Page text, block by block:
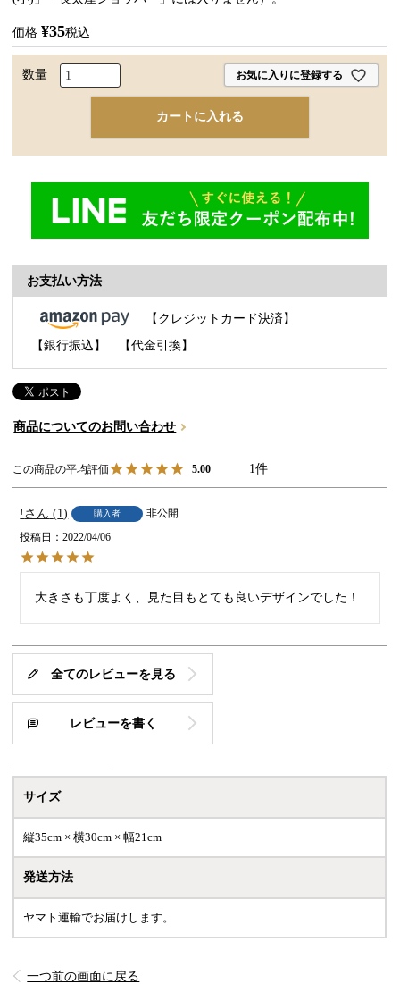
価格 ¥35税込
お気に入りに登録する
カートに入れる
お支払い方法
【クレジットカード決済】
【銀行振込】
【代金引換】
商品についてのお問い合わせ
5.00 1
! 1 購入者
非公開
投稿日
2022/04/06
大きさも丁度よく、見た目もとても良いデザインでした！
全てのレビューを見る
レビューを書く
サイズ
縦35cm × 横30cm × 幅21cm
発送方法
ヤマト運輸でお届けします。
一つ前の画面に戻る